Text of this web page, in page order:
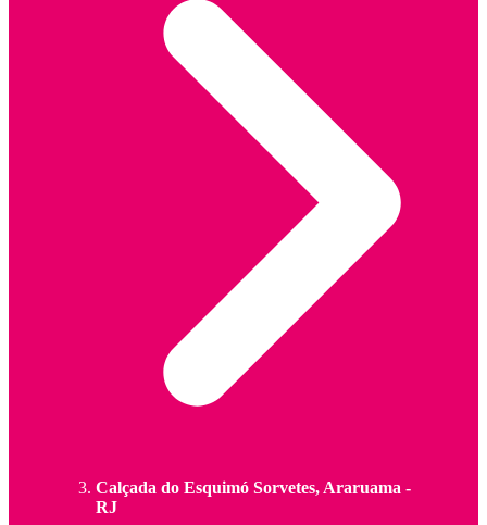
Calçada do Esquimó Sorvetes, Araruama -
RJ